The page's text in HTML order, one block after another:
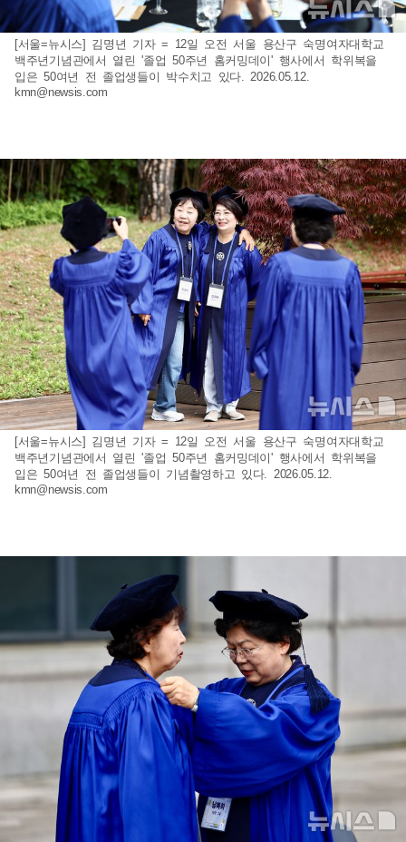
[서울=뉴시스] 김명년 기자 = 12일 오전 서울 용산구 숙명여자대학교
백주년기념관에서 열린 '졸업 50주년 홈커밍데이' 행사에서 학위복을
입은 50여년 전 졸업생들이 박수치고 있다. 2026.05.12.
kmn@newsis.com
[서울=뉴시스] 김명년 기자 = 12일 오전 서울 용산구 숙명여자대학교
백주년기념관에서 열린 '졸업 50주년 홈커밍데이' 행사에서 학위복을
입은 50여년 전 졸업생들이 기념촬영하고 있다. 2026.05.12.
kmn@newsis.com